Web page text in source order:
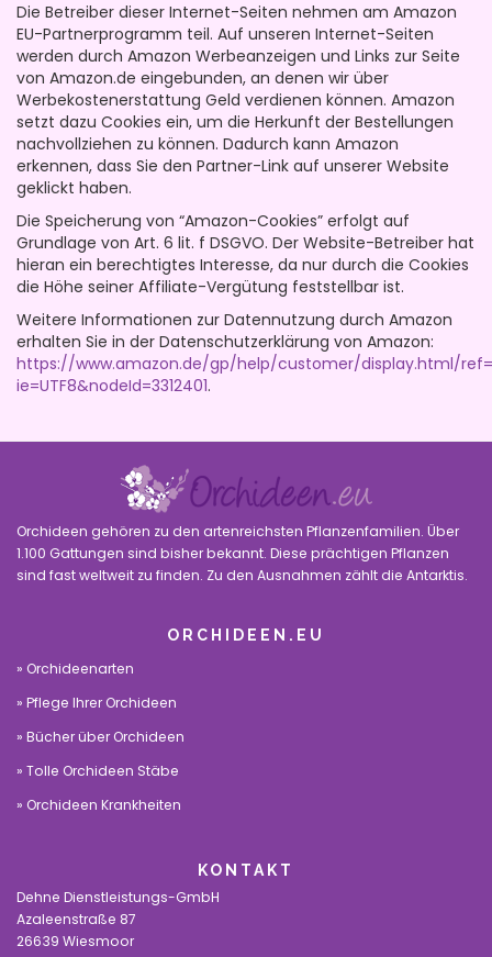
Die Betreiber dieser Internet-Seiten nehmen am Amazon
EU-Partnerprogramm teil. Auf unseren Internet-Seiten
werden durch Amazon Werbeanzeigen und Links zur Seite
von Amazon.de eingebunden, an denen wir über
Werbekostenerstattung Geld verdienen können. Amazon
setzt dazu Cookies ein, um die Herkunft der Bestellungen
nachvollziehen zu können. Dadurch kann Amazon
erkennen, dass Sie den Partner-Link auf unserer Website
geklickt haben.
Die Speicherung von “Amazon-Cookies” erfolgt auf
Grundlage von Art. 6 lit. f DSGVO. Der Website-Betreiber hat
hieran ein berechtigtes Interesse, da nur durch die Cookies
die Höhe seiner Affiliate-Vergütung feststellbar ist.
Weitere Informationen zur Datennutzung durch Amazon
erhalten Sie in der Datenschutzerklärung von Amazon:
https://www.amazon.de/gp/help/customer/display.html/
ie=UTF8&nodeId=3312401.
Orchideen gehören zu den artenreichsten Pflanzenfamilien. Über
1.100 Gattungen sind bisher bekannt. Diese prächtigen Pflanzen
sind fast weltweit zu finden. Zu den Ausnahmen zählt die Antarktis.
ORCHIDEEN.EU
Orchideenarten
Pflege Ihrer Orchideen
Bücher über Orchideen
Tolle Orchideen Stäbe
Orchideen Krankheiten
KONTAKT
Dehne Dienstleistungs-GmbH
Azaleenstraße 87
26639 Wiesmoor